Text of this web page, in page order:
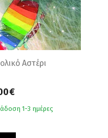
Αστέρι
1-3 ημέρες